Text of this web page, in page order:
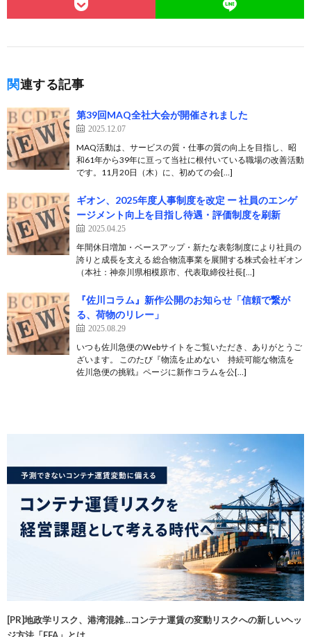
関連する記事
第39回MAQ全社大会が開催されました
2025.12.07
MAQ活動は、サービスの質・仕事の質の向上を目指し、昭
和61年から39年に亘って当社に根付いている職場の改善活動
です。11月20日（木）に、初めての会[…]
ギオン、2025年度人事制度を改定 ー 社員のエンゲ
ージメント向上を目指し待遇・評価制度を刷新
2025.04.25
年間休日増加・ベースアップ・新たな表彰制度により社員の
誇りと成長を支える 総合物流事業を展開する株式会社ギオン
（本社：神奈川県相模原市、代表取締役社長[…]
『佐川コラム』新作公開のお知らせ「信頼で繋が
る、荷物のリレー」
2025.08.29
いつも佐川急便のWebサイトをご覧いただき、ありがとうご
ざいます。 このたび『物流を止めない 持続可能な物流を
佐川急便の挑戦』ページに新作コラムを公[…]
[PR]地政学リスク、港湾混雑…コンテナ運賃の変動リスクへの新しいヘッ
ジ方法「FFA」とは